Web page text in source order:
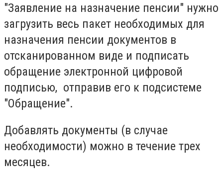
"Заявление на назначение пенсии" нужно
загрузить весь пакет необходимых для
назначения пенсии документов в
отсканированном виде и подписать
обращение электронной цифровой
подписью, отправив его к подсистеме
"Обращение".
Добавлять документы (в случае
необходимости) можно в течение трех
месяцев.